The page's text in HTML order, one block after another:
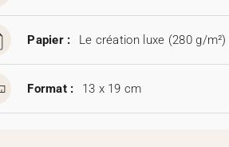
Papier : Le création luxe (280 g/m²)
Format : 13 x 19 cm